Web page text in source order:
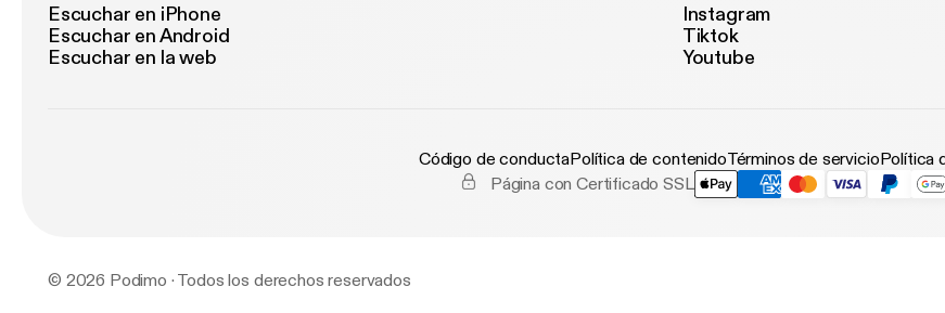
Escuchar en iPhone
Escuchar en Android
Escuchar en la web
Instagram
Tiktok
Youtube
Código de conductaPolítica de contenidoTérminos de servicioPolítica
Página con Certificado SSL
© 2026 Podimo · Todos los derechos reservados